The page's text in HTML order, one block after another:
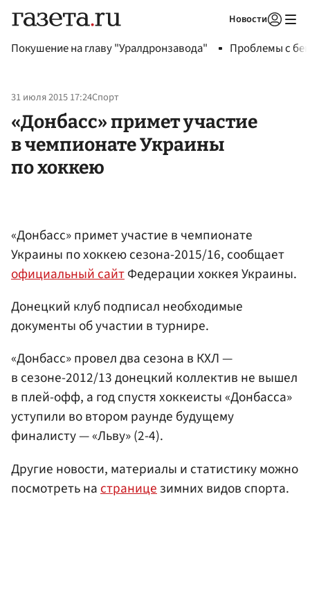
Новости
Покушение на главу "Уралдронзавода" Проблемы с
31 июля 2015 17:24Спорт
«Донбасс» примет участие
в чемпионате Украины
по хоккею
«Донбасс» примет участие в чемпионате
Украины по хоккею сезона-2015/16, сообщает
официальный сайтФедерации хоккея Украины.
Донецкий клуб подписал необходимые
документы об участии в турнире.
«Донбасс» провел два сезона в КХЛ —
в сезоне-2012/13 донецкий коллектив не вышел
в плей-офф, а год спустя хоккеисты «Донбасса»
уступили во втором раунде будущему
финалисту — «Льву» (2-4).
Другие новости, материалы и статистику можно
посмотреть на странице зимних видов спорта.